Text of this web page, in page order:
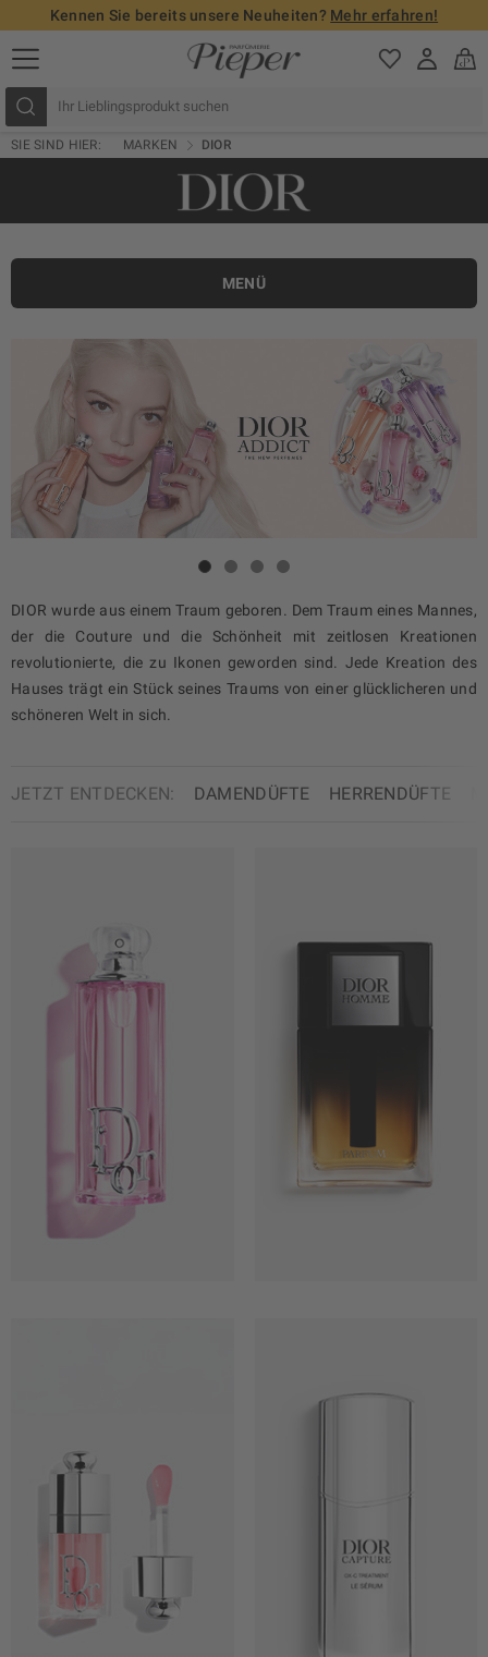
Kennen Sie bereits unsere Neuheiten? Mehr erfahren!
SIE SIND HIER: MARKEN DIOR
MENÜ
DIOR wurde aus einem Traum geboren. Dem Traum eines Mannes,
der die Couture und die Schönheit mit zeitlosen Kreationen
revolutionierte, die zu Ikonen geworden sind. Jede Kreation des
Hauses trägt ein Stück seines Traums von einer glücklicheren und
schöneren Welt in sich.
JETZT ENTDECKEN: DAMENDÜFTE HERRENDÜFTE